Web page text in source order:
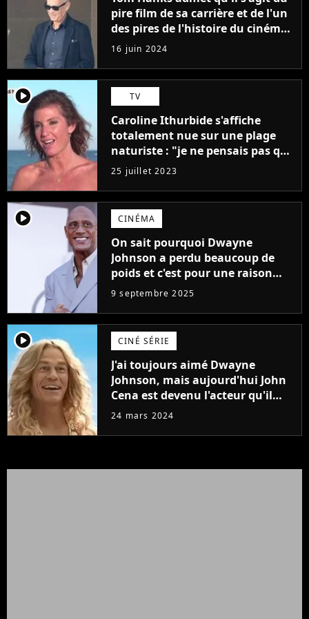
pire film de sa carrière et de l'un
des pires de l'histoire du cinéma :
"L'un des films les plus
médiocres jamais réalisés"
16 juin 2024
player2 TV
Caroline Ithurbide s'affiche
totalement nue sur une plage
naturiste : "je ne pensais pas que
j'arriverais à le faire..."
25 juillet 2023
player2 CINÉMA
On sait pourquoi Dwayne
Johnson a perdu beaucoup de
poids et c'est pour une raison
importante
9 septembre 2025
player2 CINÉ SÉRIE
J'ai toujours aimé Dwayne
Johnson, mais aujourd'hui John
Cena est devenu l'acteur qu'il
rêvait d'être (et Ricky Stanicky le
24 mars 2024